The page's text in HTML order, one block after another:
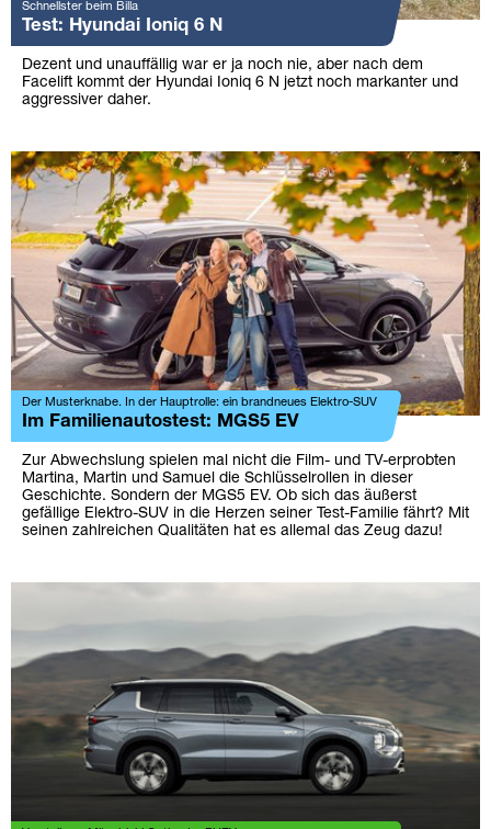
Schnellster beim Billa
Test: Hyundai Ioniq 6 N
Dezent und unauffällig war er ja noch nie, aber nach dem
Facelift kommt der Hyundai Ioniq 6 N jetzt noch markanter und
aggressiver daher.
Der Musterknabe. In der Hauptrolle: ein brandneues Elektro-SUV
Im Familienautostest: MGS5 EV
Zur Abwechslung spielen mal nicht die Film- und TV-erprobten
Martina, Martin und Samuel die Schlüsselrollen in dieser
Geschichte. Sondern der MGS5 EV. Ob sich das äußerst
gefällige Elektro-SUV in die Herzen seiner Test-Familie fährt? Mit
seinen zahlreichen Qualitäten hat es allemal das Zeug dazu!